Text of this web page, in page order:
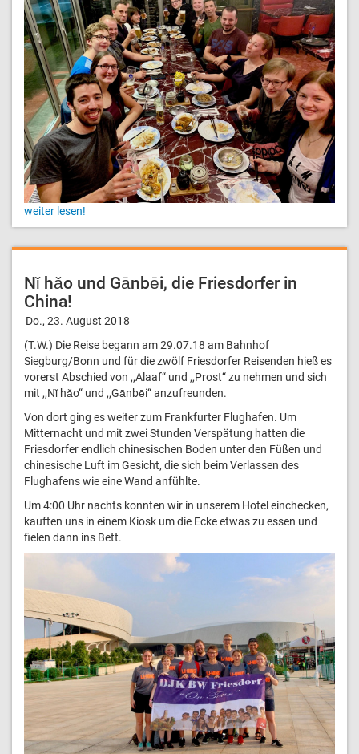
weiter lesen!
Nǐ hǎo und Gānbēi, die Friesdorfer in
China!
Do., 23. August 2018
(T.W.) Die Reise begann am 29.07.18 am Bahnhof
Siegburg/Bonn und für die zwölf Friesdorfer Reisenden hieß es
vorerst Abschied von ,,Alaaf“ und ,,Prost“ zu nehmen und sich
mit ,,Nǐ hǎo“ und ,,Gānbēi“ anzufreunden.
Von dort ging es weiter zum Frankfurter Flughafen. Um
Mitternacht und mit zwei Stunden Verspätung hatten die
Friesdorfer endlich chinesischen Boden unter den Füßen und
chinesische Luft im Gesicht, die sich beim Verlassen des
Flughafens wie eine Wand anfühlte.
Um 4:00 Uhr nachts konnten wir in unserem Hotel einchecken,
kauften uns in einem Kiosk um die Ecke etwas zu essen und
fielen dann ins Bett.